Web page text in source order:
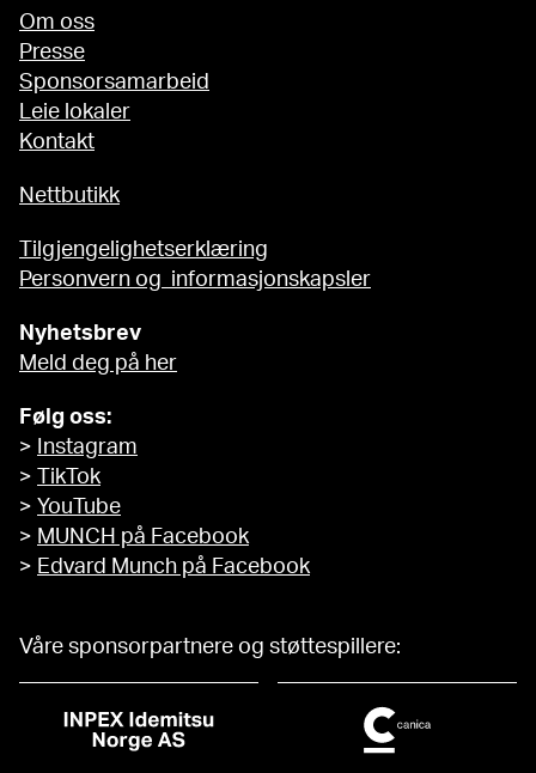
Om oss
Presse
Sponsorsamarbeid
Leie lokaler
Kontakt
Nettbutikk
Tilgjengelighetserklæring
Personvern og informasjonskapsler
Nyhetsbrev
Meld deg på her
Følg oss:
>
Instagram
>
TikTok
> YouTube
> MUNCH på Facebook
> Edvard Munch på Facebook
Våre sponsorpartnere og støttespillere: